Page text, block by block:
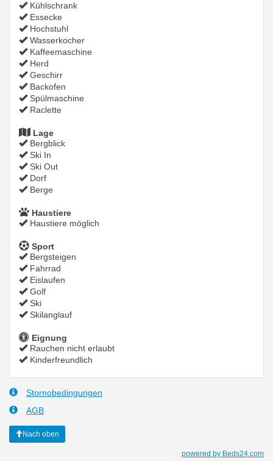
Kühlschrank
Essecke
Hochstuhl
Wasserkocher
Kaffeemaschine
Herd
Geschirr
Backofen
Spülmaschine
Raclette
Lage
Bergblick
Ski In
Ski Out
Dorf
Berge
Haustiere
Haustiere möglich
Sport
Bergsteigen
Fahrrad
Eislaufen
Golf
Ski
Skilanglauf
Eignung
Rauchen nicht erlaubt
Kinderfreundlich
Stornobedingungen
AGB
Nach oben
powered by Beds24.com